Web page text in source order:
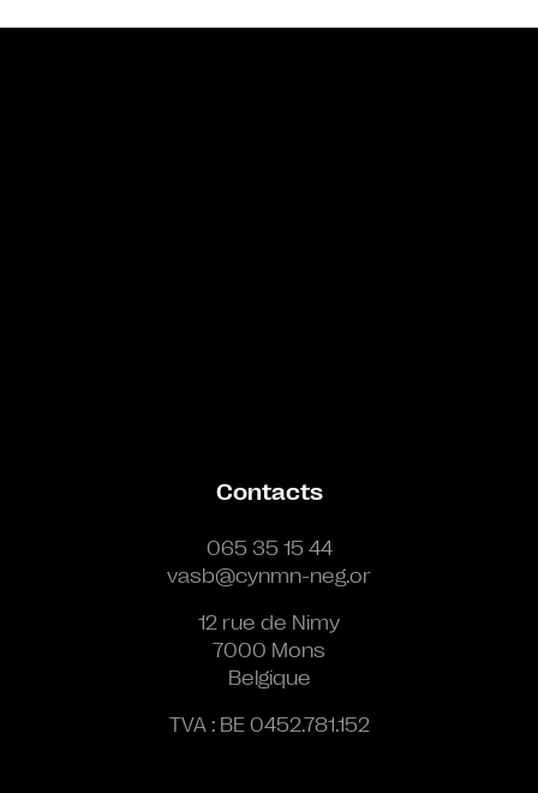
Contacts
065 35 15 44
vasb@cynmn-neg.or
12 rue de Nimy
7000 Mons
Belgique
TVA : BE 0452.781.152